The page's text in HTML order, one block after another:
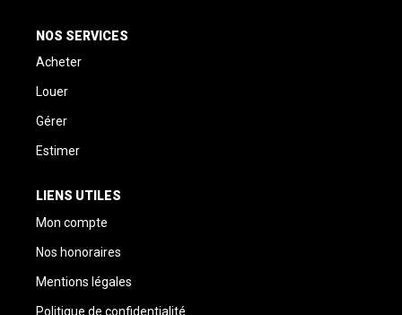
NOS SERVICES
Acheter
Louer
Gérer
Estimer
LIENS UTILES
Mon compte
Nos honoraires
Mentions légales
Politique de confidentialité